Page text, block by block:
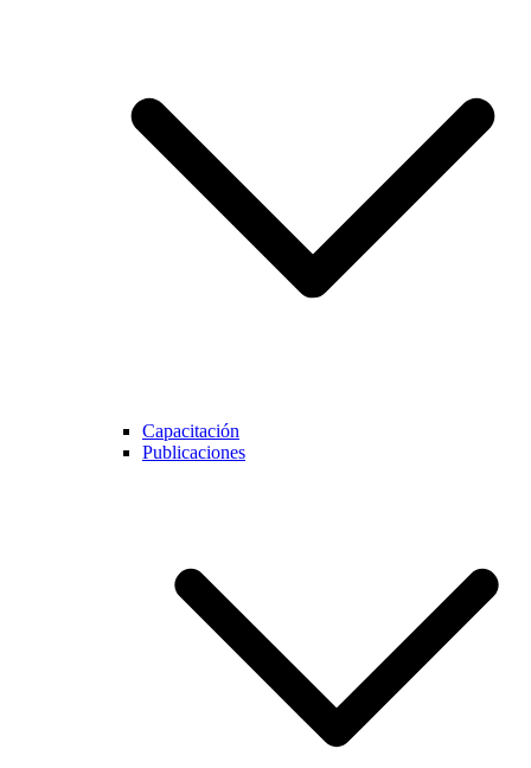
Capacitación
Publicaciones